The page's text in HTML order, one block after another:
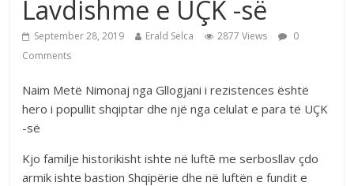
Lavdishme e UÇK -së
September 28, 2019 Erald Selca 2877 Views
0
Comments
Naim Metë Nimonaj nga Gllogjani i rezistences është
hero i popullit shqiptar dhe një nga celulat e para të UÇK
-së
Kjo familje historikisht ishte në luftē me serbosllav çdo
armik ishte bastion Shqipërie dhe në luftën e fundit e